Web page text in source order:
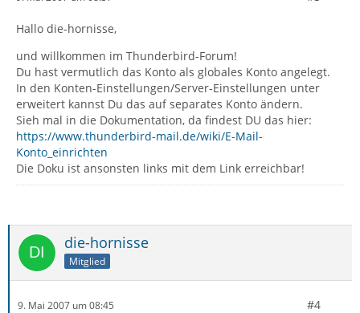
Hallo die-hornisse,
und willkommen im Thunderbird-Forum!
Du hast vermutlich das Konto als globales Konto angelegt.
In den Konten-Einstellungen/Server-Einstellungen unter
erweitert kannst Du das auf separates Konto ändern.
Sieh mal in die Dokumentation, da findest DU das hier:
https://www.thunderbird-mail.de/wiki/E-Mail-
Konto_einrichten
Die Doku ist ansonsten links mit dem Link erreichbar!
die-hornisse
Mitglied
9. Mai 2007 um 08:45 #4